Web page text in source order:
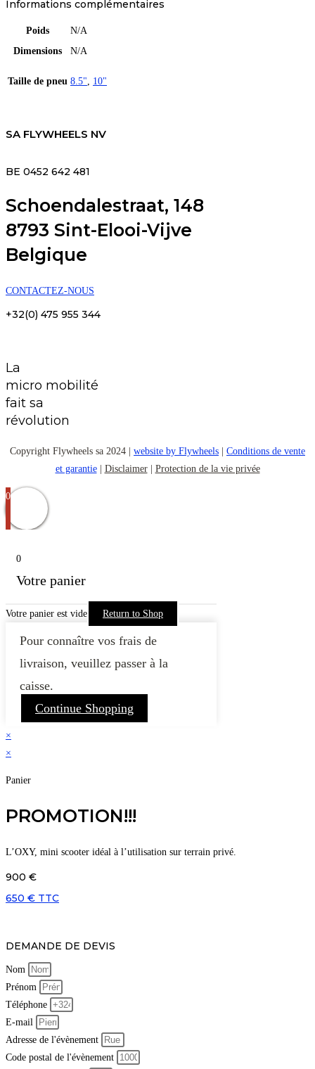
Informations complémentaires
Poids
N/A
Dimensions
N/A
Taille de pneu 8.5" 10"
SA FLYWHEELS NV
BE 0452 642 481
Schoendalestraat, 148
8793 Sint-Elooi-Vijve
Belgique
CONTACTEZ-NOUS
+32(0) 475 955 344
La
micro mobilité
fait sa
révolution
Copyright Flywheels sa 2024 | website by Flywheels
Conditions de vente
et garantie| Disclaimer| Protection de la vie privée
0
0
Votre panier
Votre panier est vide Return to Shop
Pour connaître vos frais de
livraison, veuillez passer à la
caisse.
Continue Shopping
×
×
Panier
PROMOTION!!!
L’OXY, mini scooter idéal à l’utilisation sur terrain privé.
900 €
650 € TTC
DEMANDE DE DEVIS
Nom
Prénom
Téléphone
E-mail
Adresse de l'évènement
Code postal de l'évènement